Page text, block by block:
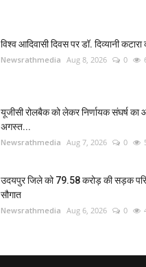
विश्व आदिवासी दिवस पर डॉ. दिव्यानी
Newsrathmedia Aug 8, 2026 0
यूजीसी रोलबैक को लेकर निर्णायक संघर्ष का
अगस्त...
Newsrathmedia Aug 7, 2026 0
उदयपुर जिले को 79.58 करोड़ की सड़क
सौगात
Newsrathmedia Aug 6, 2026 0